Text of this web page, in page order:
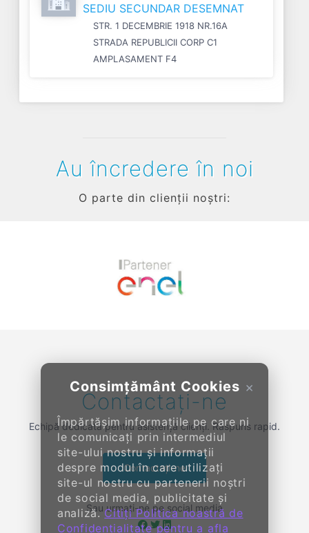
SEDIU SECUNDAR DESEMNAT
STR. 1 DECEMBRIE 1918 NR.16A
STRADA REPUBLICII CORP C1
AMPLASAMENT F4
×
Consimțământ Cookies
Împărtășim informațiile pe care ni
le comunicați prin intermediul
site-ului nostru și informații
despre modul în care utilizați
site-ul nostru cu partenerii noștri
de social media, publicitate și
analiză.Citiți Politica noastră de
Confidențialitate pentru a afla
Au încredere în noi
O parte din clienții noștri:
Contactați-ne
Echipă dedicată pentru asistență clienți. Răspuns rapid.
Contactați-ne
Sau urmați-ne pe social media